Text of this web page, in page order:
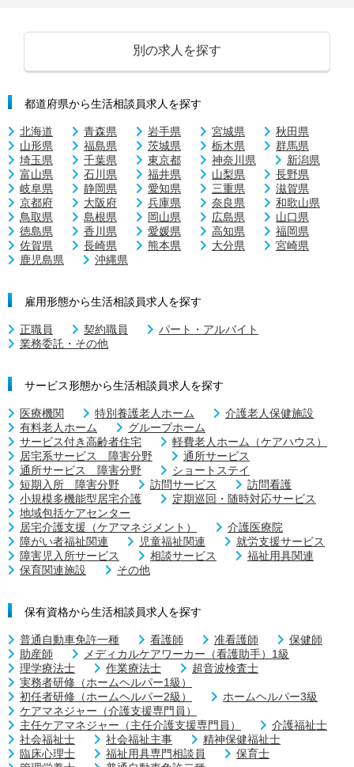
別の求人を探す
都道府県から生活相談員求人を探す
北海道 青森県 岩手県 宮城県
秋田県
山形県
福島県 茨城県 栃木県
群馬県
埼玉県
千葉県 東京都 神奈川県
新潟県
富山県
石川県 福井県 山梨県
長野県
岐阜県
静岡県 愛知県 三重県
滋賀県
京都府
大阪府 兵庫県 奈良県
和歌山県
鳥取県
島根県 岡山県 広島県
山口県
徳島県
香川県 愛媛県 高知県
福岡県
佐賀県
長崎県 熊本県 大分県
宮崎県
鹿児島県
沖縄県
雇用形態から生活相談員求人を探す
正職員 契約職員
パート・アルバイト
業務委託・その他
サービス形態から生活相談員求人を探す
医療機関 特別養護老人ホーム
介護老人保健施設
有料老人ホーム
グループホーム
サービス付き高齢者住宅
軽費老人ホーム（ケアハウス）
居宅系サービス 障害分野
通所サービス
通所サービス 障害分野
ショートステイ
短期入所 障害分野
訪問サービス
訪問看護
小規模多機能型居宅介護
定期巡回・随時対応サービス
地域包括ケアセンター
居宅介護支援（ケアマネジメント）
介護医療院
障がい者福祉関連
児童福祉関連
就労支援サービス
障害児入所サービス
相談サービス
福祉用具関連
保育関連施設
その他
保有資格から生活相談員求人を探す
普通自動車免許一種 看護師 准看護師
保健師
助産師
メディカルケアワーカー（看護助手）1級
理学療法士
作業療法士
超音波検査士
実務者研修（ホームヘルパー1級）
初任者研修（ホームヘルパー2級）
ホームヘルパー3級
ケアマネジャー（介護支援専門員）
主任ケアマネジャー（主任介護支援専門員）
介護福祉士
社会福祉士
社会福祉主事
精神保健福祉士
臨床心理士
福祉用具専門相談員
保育士